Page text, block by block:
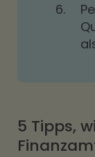
6.
5 Tipps,